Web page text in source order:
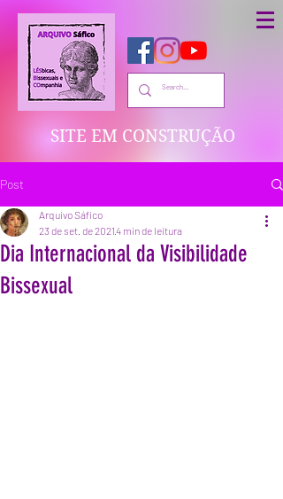
SITE EM CONSTRUÇÃO
Post
Dia Internacional da Visibilidade
Bissexual
Arquivo Sáfico
23 de set. de 20214 min de leitura